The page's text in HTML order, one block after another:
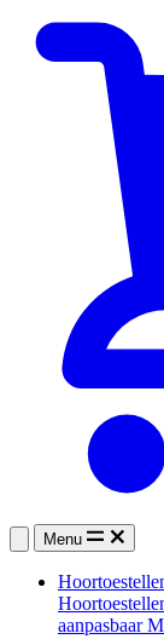
Menu
aanpasbaar